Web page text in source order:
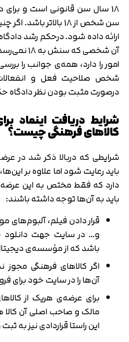
18 سال سن قانونی است و برای
سن شخص از 18 بالاتر
ارائه داده‌ شود. درحکم رشد
آن شخصی که
امور را دارد، همه‌ی جوانب را
شخص صلاحیت فعل‌ و انفعالات‌
درصورت مثبت بودن نظر دادگاه
شرایط دریافت اینماد
کالاهای‌ فرهنگی‌ چیست؟
شرایطی که دربالا ذکر شد در
باید رعایت شود اما علاوه‌ بر
دارد که فقط مختص به این
باید به آن‌ها توجه داشته‌ باشند:
قرار دادن فیلم، آلبوم‌های
و… در سایت جهت دانلود
باشد که از مؤسسه‌ی
اگر کالاهای فرهنگی
آن‌ها را در سایت خود برای
برای عرضه‌ی هریک از
مالک و صاحب اصلی آن
این راستا قراردادی نیز به